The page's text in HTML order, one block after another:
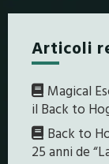
Articoli
Magical
il Back to
Back to
25 anni de